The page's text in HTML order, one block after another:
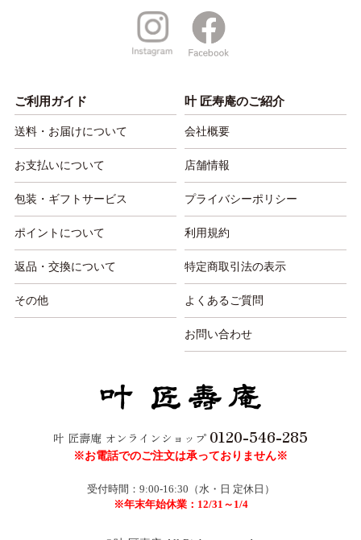
ご利用ガイド
送料・お届けについて
お支払いについて
包装・ギフトサービス
ポイントについて
返品・交換について
その他
叶 匠寿庵のご紹介
会社概要
店舗情報
プライバシーポリシー
利用規約
特定商取引法の表示
よくあるご質問
お問い合わせ
叶 匠壽庵 オンラインショップ 0120-546-285
※お電話でのご注文は承っておりません※
受付時間：9:00-16:30（水・日 定休日）
※年末年始休業：12/31～1/4